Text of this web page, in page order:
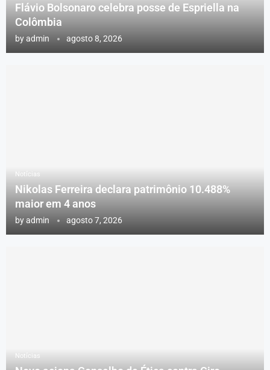
Flávio Bolsonaro celebra posse de Espriella na
Colômbia
byadmin agosto 8, 2026
Notícias
Nikolas Ferreira declara patrimônio 10.488%
maior em 4 anos
byadmin agosto 7, 2026
Notícias